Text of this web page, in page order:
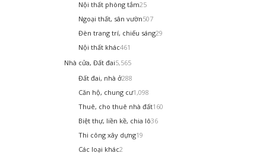
Nội thất phòng tắm25
Ngoại thất, sân vườn507
Đèn trang trí, chiếu sáng29
Nội thất khác461
Nhà cửa, Đất đai5,565
Đất đai, nhà ở288
Căn hộ, chung cư1,098
Thuê, cho thuê nhà đất160
Biệt thự, liền kề, chia lô36
Thi công xây dựng19
Các loại khác2